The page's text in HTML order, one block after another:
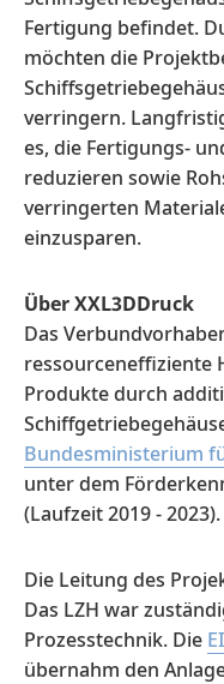
Fertigung befindet.
möchten die
verringern.
es, die Fertigungs-
reduzieren sowie
verringerten
einzusparen.
Über XXL3DDruck
Das
ressourceneffiziente
Produkte durch
Bundesministerium
unter dem
(Laufzeit 2019 - 2023).
Die Leitung des
Das LZH war
Prozesstechnik. Die
übernahm den